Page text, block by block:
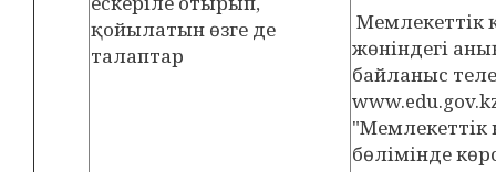
қойылатын өзге де
талаптар
Мемлекеттік
жөніндегі
байланыс
"Мемлекеттік
бөлімінде